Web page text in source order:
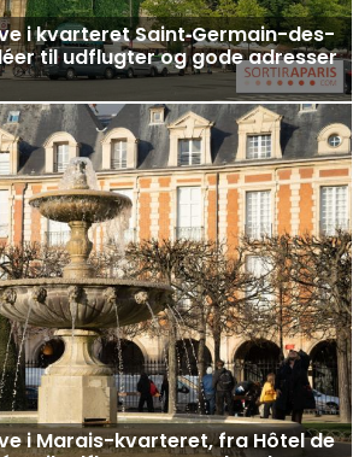
i kvarteret Saint‑Germain-des-
til udflugter og gode adresser
i Marais-kvarteret, fra Hôtel de